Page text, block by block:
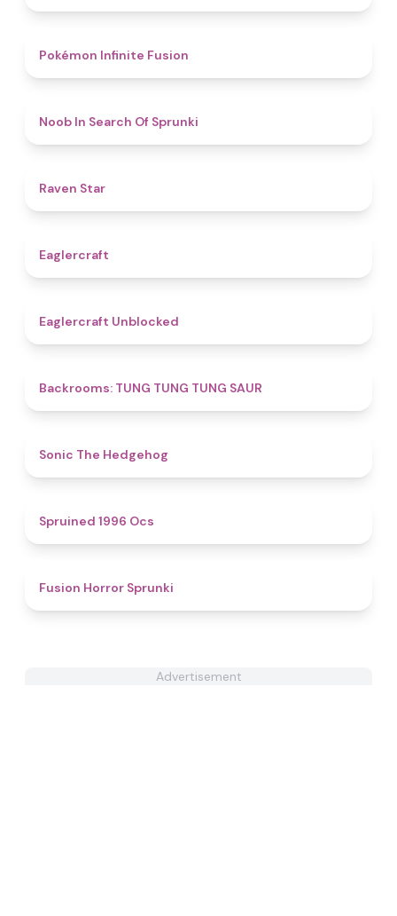
Pokémon Infinite Fusion
Noob In Search Of Sprunki
Raven Star
Eaglercraft
Eaglercraft Unblocked
Backrooms: TUNG TUNG TUNG SAUR
Sonic The Hedgehog
Spruined 1996 Ocs​
Fusion Horror Sprunki
Advertisement